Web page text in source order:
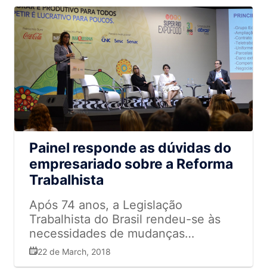
Painel responde as dúvidas do
empresariado sobre a Reforma
Trabalhista
Após 74 anos, a Legislação
Trabalhista do Brasil rendeu-se às
necessidades de mudanças
decorrentes da modernidade,
22 de March, 2018